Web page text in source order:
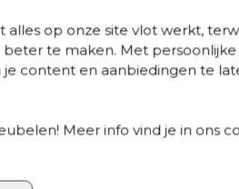
op onze site vlot werkt,
te maken. Met
content en aanbiedingen te
Meer info vind je in ons
+ varianten
Donato
loungebank in wit
weather
+
Donato
wit